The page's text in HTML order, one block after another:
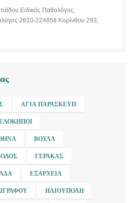
Ειδικός Παθολόγος,
2610-224858 Κορίνθου 293,
ΑΓΊΑ ΠΑΡΑΣΚΕΥΉ
ΒΟΎΛΑ
ΓΈΡΑΚΑΣ
ΕΞΆΡΧΕΙΑ
ΗΛΙΟΎΠΟΛΗ